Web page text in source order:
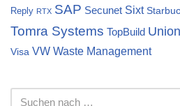
Reply RTX SAP Secunet Sixt
Tomra Systems TopBuild
Visa VW Waste Management